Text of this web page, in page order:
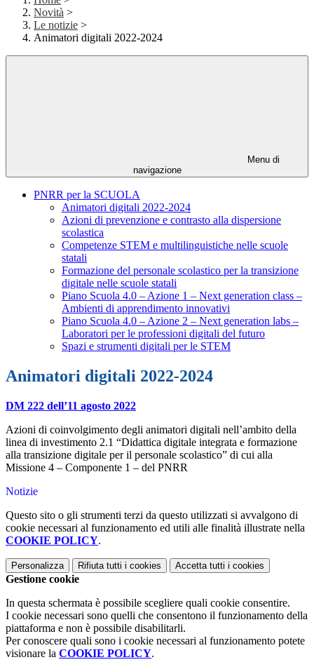
Novità >
Le notizie >
Animatori digitali 2022-2024
Menu di
navigazione
PNRR per la SCUOLA
Animatori digitali 2022-2024
Azioni di prevenzione e contrasto alla dispersione
scolastica
Competenze STEM e multilinguistiche nelle scuole
statali
Formazione del personale scolastico per la transizione
digitale nelle scuole statali
Piano Scuola 4.0 – Azione 1 – Next generation class –
Ambienti di apprendimento innovativi
Piano Scuola 4.0 – Azione 2 – Next generation labs –
Laboratori per le professioni digitali del futuro
Spazi e strumenti digitali per le STEM
Animatori digitali 2022-2024
DM 222 dell’11 agosto 2022
Azioni di coinvolgimento degli animatori digitali nell’ambito della
linea di investimento 2.1 “Didattica digitale integrata e formazione
alla transizione digitale per il personale scolastico” di cui alla
Missione 4 – Componente 1 – del PNRR
Notizie
Questo sito o gli strumenti terzi da questo utilizzati si avvalgono di
cookie necessari al funzionamento ed utili alle finalità illustrate nella
COOKIE POLICY.
Personalizza Rifiuta tutti i cookies Accetta tutti i cookies
Gestione cookie
In questa schermata è possibile scegliere quali cookie consentire.
I cookie necessari sono quelli che consentono il funzionamento della
piattaforma e non è possibile disabilitarli.
Per conoscere quali sono i cookie necessari al funzionamento potete
visionare la COOKIE POLICY.